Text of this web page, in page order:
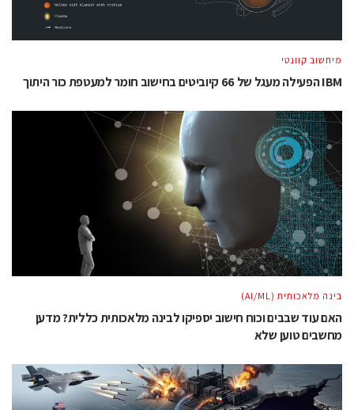
מיחשוב קוונטי
IBM הפעילה מעגל של 66 קיוביטים בחישוב חומר למעטפת כור היתוך
בינה מלאכותית (AI/ML)
האם עוד שבבים וכוח חישוב יספיקו לבינה מלאכותית כללית? מדען
מחשבים טוען שלא